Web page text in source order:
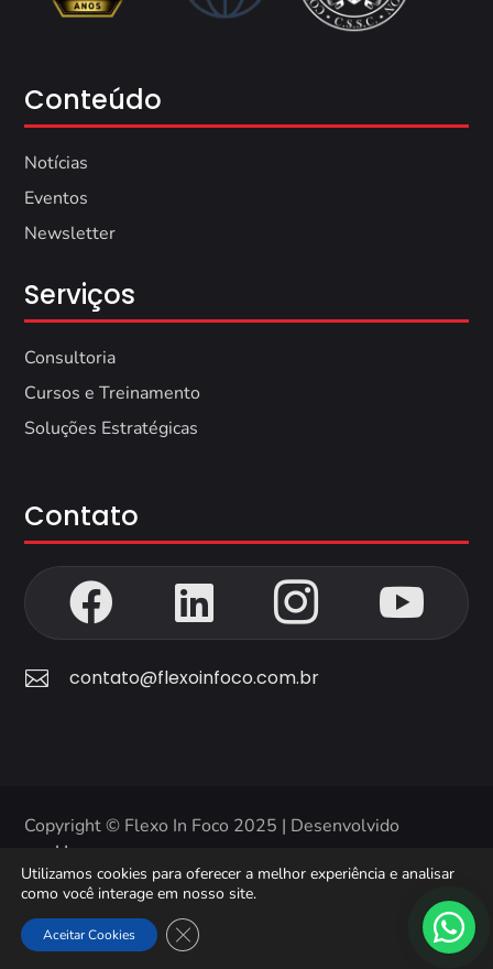
Conteúdo
Notícias
Eventos
Newsletter
Serviços
Consultoria
Cursos e Treinamento
Soluções Estratégicas
Contato
   
 contato@flexoinfoco.com.br
Copyright © Flexo In Foco 2025 | Desenvolvido
Hooma
PT
Utilizamos cookies para oferecer a melhor experiência e analisar
como você interage em nosso site.
Aceitar Cookies Close GDPR Cookie Banner